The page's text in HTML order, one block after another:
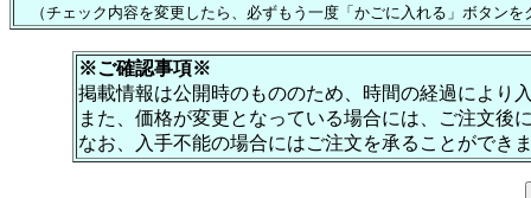
（チェック内容を変更したら、必ずもう一度「かごに入れる」ボタン
※ご確認事項※
掲載情報は公開時のもののため、時間の経過により
また、価格が変更となっている場合には、ご注文後
なお、入手不能の場合にはご注文を承ることができ